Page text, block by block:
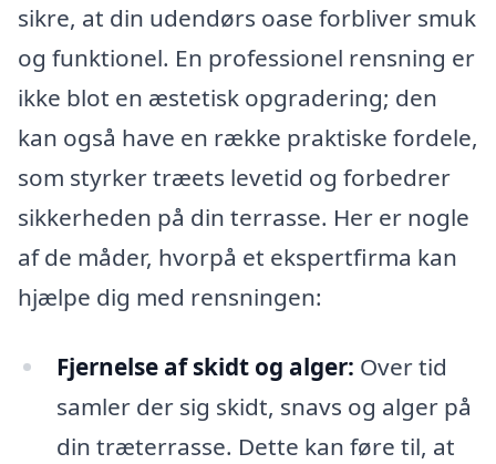
sikre, at din udendørs oase forbliver smuk
og funktionel. En professionel rensning er
ikke blot en æstetisk opgradering; den
kan også have en række praktiske fordele,
som styrker træets levetid og forbedrer
sikkerheden på din terrasse. Her er nogle
af de måder, hvorpå et ekspertfirma kan
hjælpe dig med rensningen:
Fjernelse af skidt og alger: Over tid
samler der sig skidt, snavs og alger på
din træterrasse. Dette kan føre til, at